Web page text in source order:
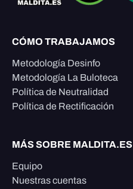
CÓMO TRABAJAMOS
Metodología Desinfo
Metodología La Buloteca
Política de Neutralidad
Política de Rectificación
MÁS SOBRE MALDITA.ES
Equipo
Nuestras cuentas